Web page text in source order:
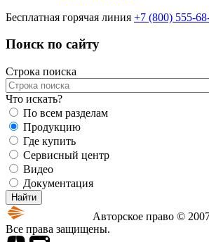
Бесплатная горячая линия +7 (800) 555-
Поиск по сайту
Строка поиска
Что искать?
По всем разделам
Продукцию
Где купить
Сервисный центр
Видео
Документация
Авторское право ©
Все права защищены.